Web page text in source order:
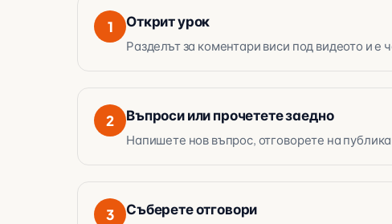
1 Открит урок
Разделът за коментари виси под видеото и е
2 Въпроси или прочетете заедно
Напишете нов въпрос, отговорете на
3 Съберете отговори